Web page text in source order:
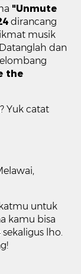
"Unmute
dirancang
musik
dan
the
Yuk catat
untuk
kamu bisa
lho.